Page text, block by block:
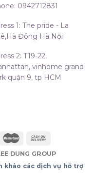
0942712831
1: The pride - La
Đông Hà Nội
2: T19-22,
vinhome grand
quận 9, tp HCM
DUNG GROUP
khảo các dịch vụ hỗ trợ